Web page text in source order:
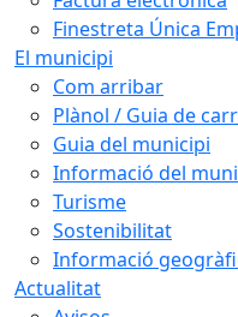
Finestreta Única
El municipi
Com arribar
Plànol / Guia de
Guia del municipi
Informació del
Turisme
Sostenibilitat
Informació
Actualitat